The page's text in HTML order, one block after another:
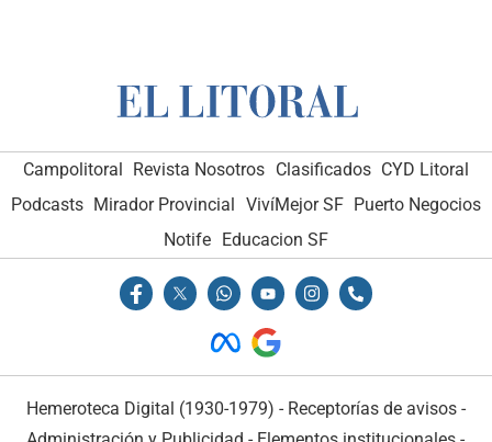
Campolitoral Revista Nosotros Clasificados CYD Litoral
Podcasts Mirador Provincial VivíMejor SF Puerto Negocios
Notife
Educacion SF
Hemeroteca Digital (1930-1979) - Receptorías de avisos -